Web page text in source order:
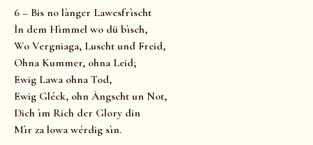
6 – Bis no lànger Lawesfrìscht
Ìn dem Hìmmel wo dü bìsch,
Wo Vergniaga, Luscht und Freid,
Ohna Kummer, ohna Leid;
Ewig Lawa ohna Tod,
Ewig Gléck, ohn Àngscht un Not,
Dich ìm Rich der Glory din
Mìr za lowa wérdig sìn.